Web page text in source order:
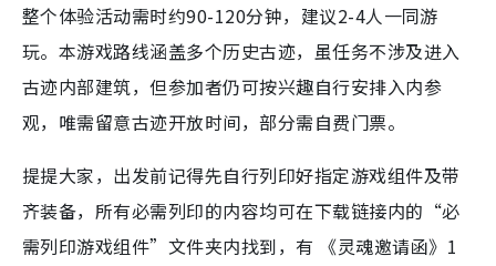
整个体验活动需时约90-120分钟，建议2-4人一同游
玩。本游戏路线涵盖多个历史古迹，虽任务不涉及进入
古迹内部建筑，但参加者仍可按兴趣自行安排入内参
观，唯需留意古迹开放时间，部分需自费门票。
提提大家，出发前记得先自行列印好指定游戏组件及带
齐装备，所有必需列印的内容均可在下载链接内的“必
需列印游戏组件”文件夹内找到，有 《灵魂邀请函》1